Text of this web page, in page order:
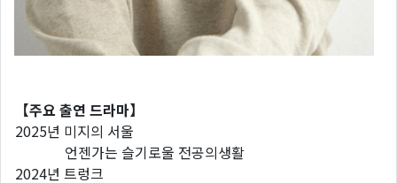
【주요 출연 드라마】
2025년 미지의 서울
언젠가는 슬기로울 전공의생활
2024년 트렁크